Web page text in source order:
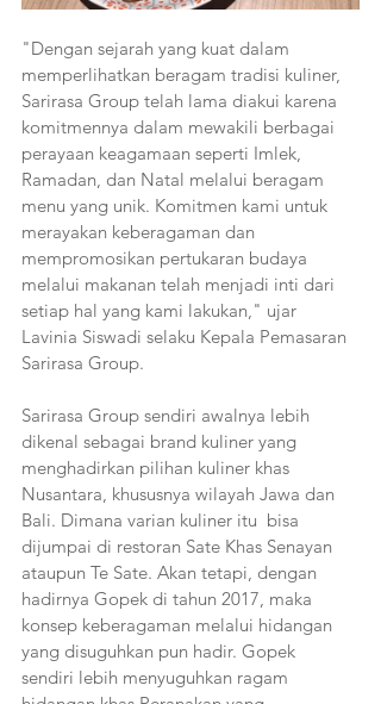
"Dengan sejarah yang kuat dalam
memperlihatkan beragam tradisi kuliner,
Sarirasa Group telah lama diakui karena
komitmennya dalam mewakili berbagai
perayaan keagamaan seperti Imlek,
Ramadan, dan Natal melalui beragam
menu yang unik. Komitmen kami untuk
merayakan keberagaman dan
mempromosikan pertukaran budaya
melalui makanan telah menjadi inti dari
setiap hal yang kami lakukan," ujar
Lavinia Siswadi selaku Kepala Pemasaran
Sarirasa Group.
Sarirasa Group sendiri awalnya lebih
dikenal sebagai brand kuliner yang
menghadirkan pilihan kuliner khas
Nusantara, khususnya wilayah Jawa dan
Bali. Dimana varian kuliner itu  bisa
dijumpai di restoran Sate Khas Senayan
ataupun Te Sate. Akan tetapi, dengan
hadirnya Gopek di tahun 2017, maka
konsep keberagaman melalui hidangan
yang disuguhkan pun hadir. Gopek
sendiri lebih menyuguhkan ragam